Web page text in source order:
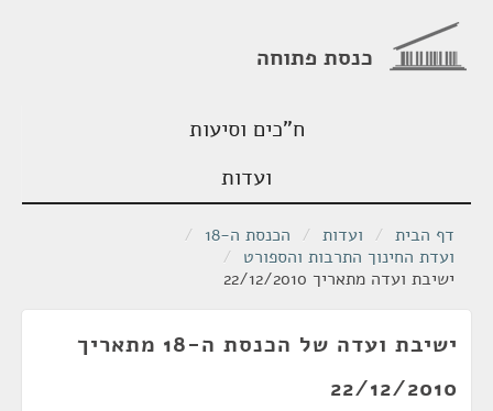
כנסת פתוחה
ח"כים וסיעות
ועדות
דף הבית / ועדות / הכנסת ה-18
/
ועדת החינוך התרבות והספורט /
ישיבת ועדה מתאריך 22/12/2010
ישיבת ועדה של הכנסת ה-18 מתאריך
22/12/2010